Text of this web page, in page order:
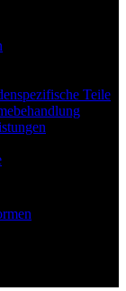
Teile